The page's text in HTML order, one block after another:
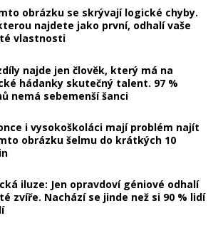
obrázku se skrývají logické chyby.
najdete jako první, odhalí vaše
vlastnosti
najde jen člověk, který má na
hádanky skutečný talent. 97 %
nemá sebemenší šanci
i vysokoškoláci mají problém najít
obrázku šelmu do krátkých 10
iluze: Jen opravdoví géniové odhalí
zvíře. Nachází se jinde než si 90 % lidí